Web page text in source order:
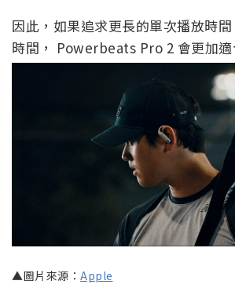
因此，如果追求更長的單次播放時
時間， Powerbeats Pro 2 會更加適
▲圖片來源： Apple